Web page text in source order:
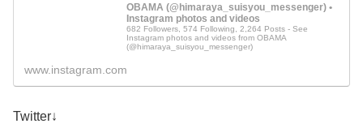
OBAMA (@himaraya_suisyou_messenger) •
Instagram photos and videos
682 Followers, 574 Following, 2,264 Posts - See
Instagram photos and videos from OBAMA
(@himaraya_suisyou_messenger)
www.instagram.com
Twitter↓